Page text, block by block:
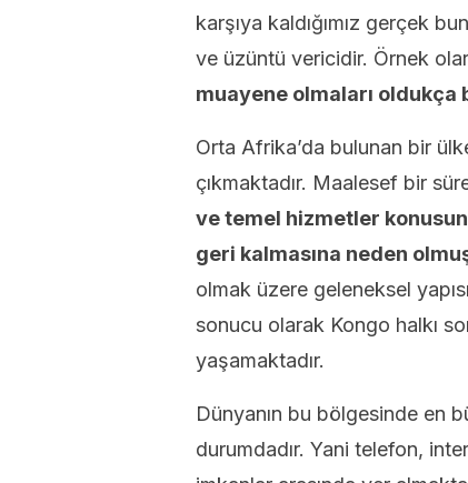
karşıya kaldığımız gerçek
ve üzüntü vericidir. Örnek
muayene olmaları oldukça
Orta Afrika’da bulunan bir
çıkmaktadır. Maalesef bir
ve temel hizmetler
geri kalmasına neden
olmak üzere geleneksel
sonucu olarak Kongo halkı
yaşamaktadır.
Dünyanın bu bölgesinde en
durumdadır. Yani telefon,